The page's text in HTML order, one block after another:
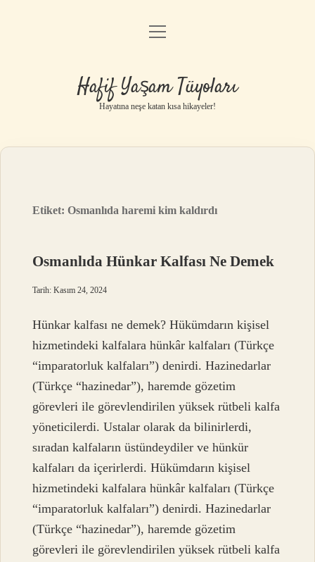
Anasayfa
Yasal Uyarı
menüyü
Hafif Yaşam Tüyoları
Hayatına neşe katan kısa hikayeler!
Etiket:Osmanlıda haremi kim kaldırdı
Osmanlıda Hünkar Kalfası Ne Demek
Tarih: Kasım 24, 2024
Hünkar kalfası ne demek? Hükümdarın kişisel
hizmetindeki kalfalara hünkâr kalfaları (Türkçe
“imparatorluk kalfaları”) denirdi. Hazinedarlar
(Türkçe “hazinedar”), haremde gözetim
görevleri ile görevlendirilen yüksek rütbeli kalfa
yöneticilerdi. Ustalar olarak da bilinirlerdi,
sıradan kalfaların üstündeydiler ve hünkür
kalfaları da içerirlerdi. Hükümdarın kişisel
hizmetindeki kalfalara hünkâr kalfaları (Türkçe
“imparatorluk kalfaları”) denirdi. Hazinedarlar
(Türkçe “hazinedar”), haremde gözetim
görevleri ile görevlendirilen yüksek rütbeli kalfa